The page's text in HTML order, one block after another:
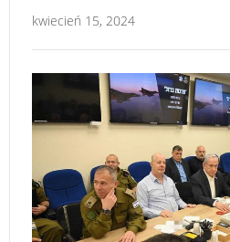
kwiecień 15, 2024